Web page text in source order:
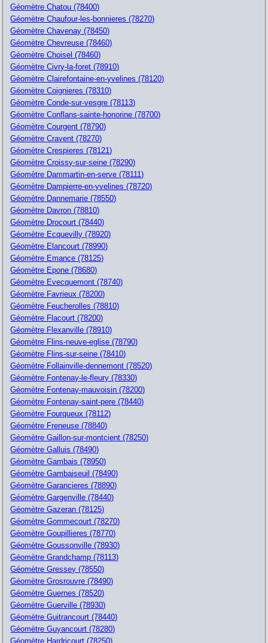
Géomètre Chatou (78400)
Géomètre Chaufour-les-bonnieres (78270)
Géomètre Chavenay (78450)
Géomètre Chevreuse (78460)
Géomètre Choisel (78460)
Géomètre Civry-la-foret (78910)
Géomètre Clairefontaine-en-yvelines (78120)
Géomètre Coignieres (78310)
Géomètre Conde-sur-vesgre (78113)
Géomètre Conflans-sainte-honorine (78700)
Géomètre Courgent (78790)
Géomètre Cravent (78270)
Géomètre Crespieres (78121)
Géomètre Croissy-sur-seine (78290)
Géomètre Dammartin-en-serve (78111)
Géomètre Dampierre-en-yvelines (78720)
Géomètre Dannemarie (78550)
Géomètre Davron (78810)
Géomètre Drocourt (78440)
Géomètre Ecquevilly (78920)
Géomètre Elancourt (78990)
Géomètre Emance (78125)
Géomètre Epone (78680)
Géomètre Evecquemont (78740)
Géomètre Favrieux (78200)
Géomètre Feucherolles (78810)
Géomètre Flacourt (78200)
Géomètre Flexanville (78910)
Géomètre Flins-neuve-eglise (78790)
Géomètre Flins-sur-seine (78410)
Géomètre Follainville-dennemont (78520)
Géomètre Fontenay-le-fleury (78330)
Géomètre Fontenay-mauvoisin (78200)
Géomètre Fontenay-saint-pere (78440)
Géomètre Fourqueux (78112)
Géomètre Freneuse (78840)
Géomètre Gaillon-sur-montcient (78250)
Géomètre Galluis (78490)
Géomètre Gambais (78950)
Géomètre Gambaiseuil (78490)
Géomètre Garancieres (78890)
Géomètre Gargenville (78440)
Géomètre Gazeran (78125)
Géomètre Gommecourt (78270)
Géomètre Goupillieres (78770)
Géomètre Goussonville (78930)
Géomètre Grandchamp (78113)
Géomètre Gressey (78550)
Géomètre Grosrouvre (78490)
Géomètre Guernes (78520)
Géomètre Guerville (78930)
Géomètre Guitrancourt (78440)
Géomètre Guyancourt (78280)
Géomètre Hardricourt (78250)